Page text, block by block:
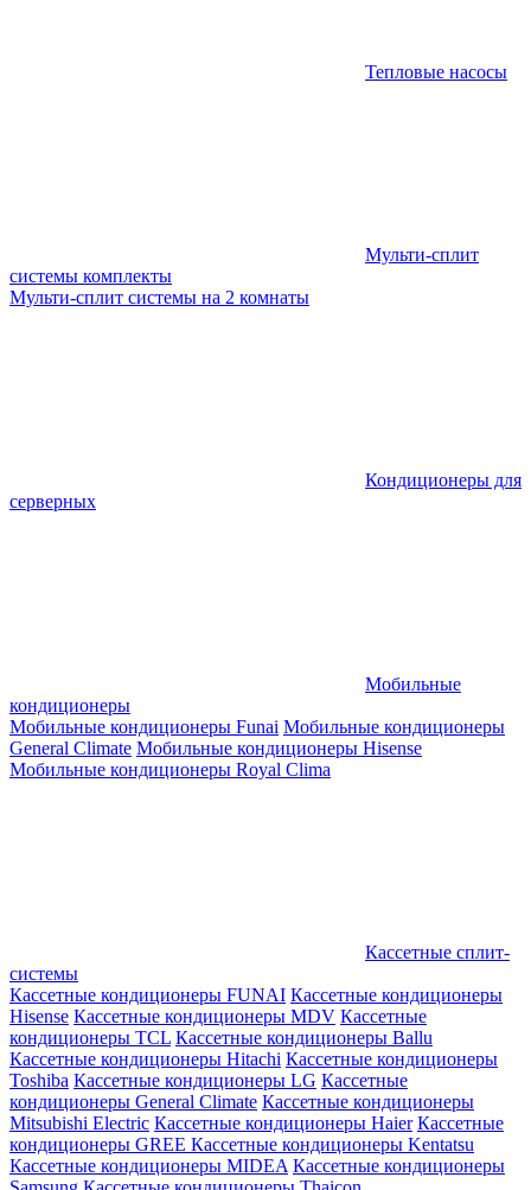
Тепловые насосы
Мульти-сплит
системы комплекты
Мульти-сплит системы на 2 комнаты
Кондиционеры для
серверных
Мобильные
кондиционеры
Мобильные кондиционеры Funai Мобильные кондиционеры
General Climate Мобильные кондиционеры Hisense
Мобильные кондиционеры Royal Clima
Кассетные сплит-
системы
Кассетные кондиционеры FUNAI Кассетные кондиционеры
Hisense Кассетные кондиционеры MDV Кассетные
кондиционеры TCL Кассетные кондиционеры Ballu
Кассетные кондиционеры Hitachi Кассетные кондиционеры
Toshiba Кассетные кондиционеры LG Кассетные
кондиционеры General Climate Кассетные кондиционеры
Mitsubishi Electric Кассетные кондиционеры Haier Кассетные
кондиционеры GREE Кассетные кондиционеры Kentatsu
Кассетные кондиционеры MIDEA Кассетные кондиционеры